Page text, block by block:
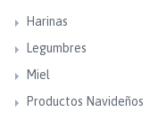
Harinas
Legumbres
Miel
Productos Navideños